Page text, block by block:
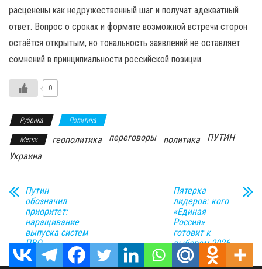
расценены как недружественный шаг и получат адекватный
ответ. Вопрос о сроках и формате возможной встречи сторон
остаётся открытым, но тональность заявлений не оставляет
сомнений в принципиальности российской позиции.
0
Рубрика Политика
Метки геополитика переговоры политика
ПУТИН
Украина
Путин
обозначил
приоритет:
наращивание
выпуска систем
ПВО
Пятерка
лидеров: кого
«Единая
Россия»
готовит к
выборам-2026